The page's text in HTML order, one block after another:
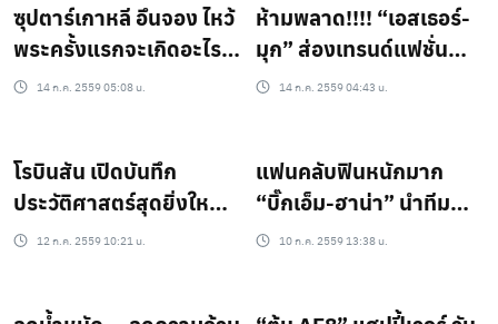
ซุปตาร์เกาหลี อึนจอง ไหว้
พระครั้งแรกจะเกิดอะไร
ขึ้น ติดตามได้ ซีรีส์ ออ ตอก
14 ก.ค. 2559 05:08 น.
ห้ามพลาด!!!! “เอสเธอร์-
มุก” ส่องเทรนด์แฟชั่น
สปริง-ซัมเมอร์ 2016!!!!
14 ก.ค. 2559 04:43 น.
โรบินสัน เปิดบันทึก
ประวัติศาสตร์สุดยิ่งใหญ่!!
รวมพลังคนไทยหัวใจสี
12 ก.ค. 2559 10:21 น.
แฟนคลับฟินหนักมาก
“บิ๊กเอ็ม-ฮาน่า” นำทีม
แฟนละคร “เจ้าพายุ”
10 ก.ค. 2559 13:38 น.